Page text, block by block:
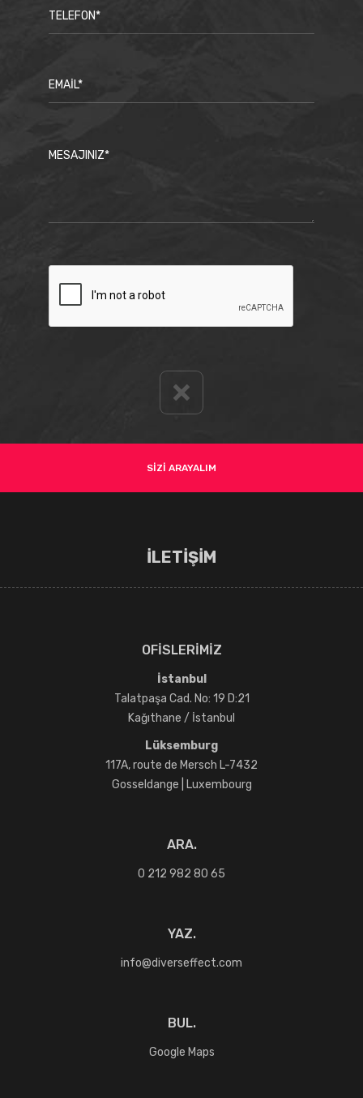
SİZİ ARAYALIM
İLETİŞİM
OFİSLERİMİZ
İstanbul
Talatpaşa Cad. No: 19 D:21
Kağıthane / İstanbul
Lüksemburg
117A, route de Mersch L-7432
Gosseldange | Luxembourg
ARA.
0 212 982 80 65
YAZ.
info@diverseffect.com
BUL.
Google Maps